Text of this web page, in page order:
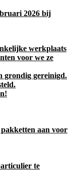
2026 bij
werkplaats
voor we ze
grondig gereinigd.
aan voor
te